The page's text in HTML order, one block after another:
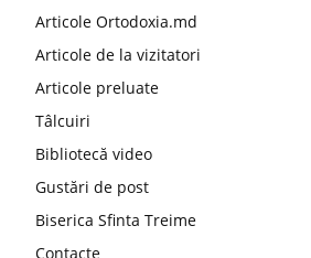
Articole Ortodoxia.md
Articole de la vizitatori
Articole preluate
Tâlcuiri
Bibliotecă video
Gustări de post
Biserica Sfinta Treime
Contacte